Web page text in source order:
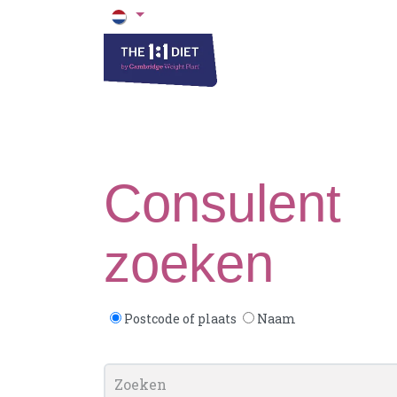
Consulent
zoeken
Postcode of plaats Naam